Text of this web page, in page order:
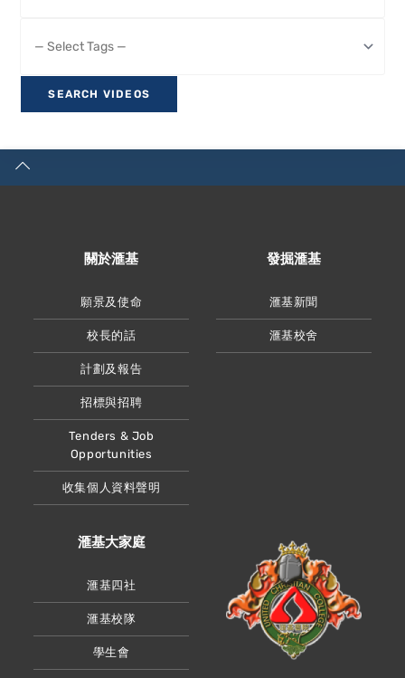
關於滙基
願景及使命
校長的話
計劃及報告
招標與招聘
Tenders & Job
Opportunities
收集個人資料聲明
發掘滙基
滙基新聞
滙基校舍
滙基大家庭
滙基四社
滙基校隊
學生會